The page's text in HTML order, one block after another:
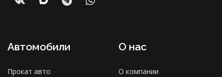
Автомобили
Прокат авто
О нас
О компании